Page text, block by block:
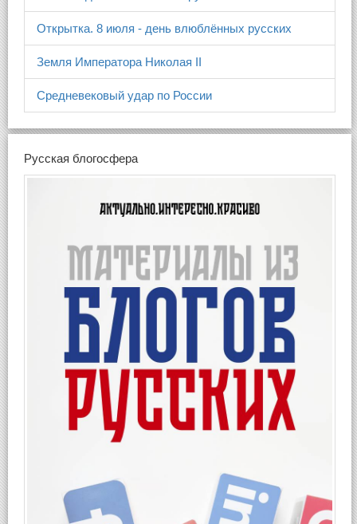
Открытка. 8 июля - день влюблённых русских
Земля Императора Николая II
Средневековый удар по России
Русская блогосфера